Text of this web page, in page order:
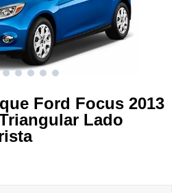
Ford Focus 2013
Lado